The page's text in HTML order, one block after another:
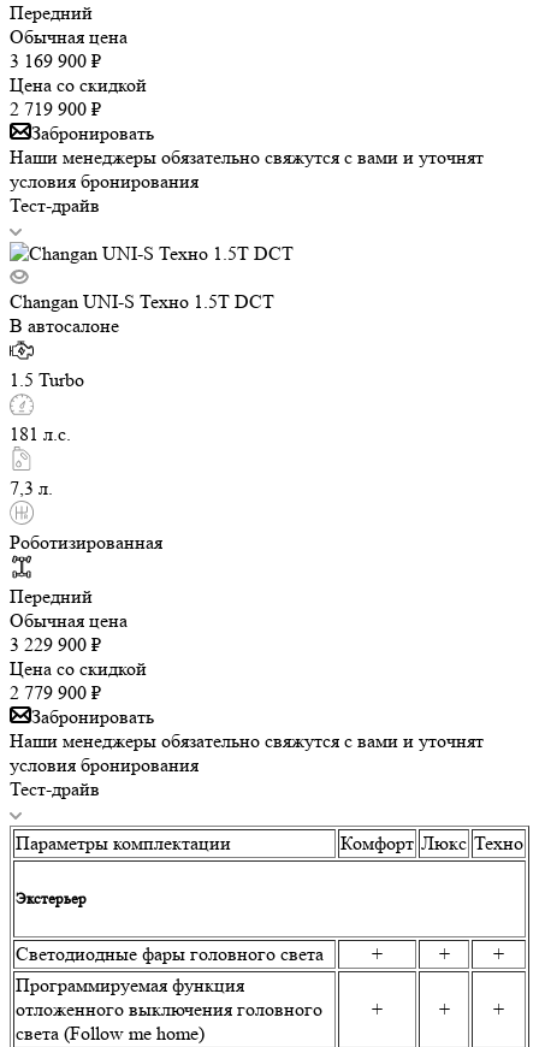
Передний
Обычная цена
3 169 900 ₽
Цена со скидкой
2 719 900 ₽
Забронировать
Наши менеджеры обязательно свяжутся с вами и уточнят
условия бронирования
Тест-драйв
Changan UNI-S Техно 1.5T DCT
В автосалоне
1.5 Turbo
181 л.с.
7,3 л.
Роботизированная
Передний
Обычная цена
3 229 900 ₽
Цена со скидкой
2 779 900 ₽
Забронировать
Наши менеджеры обязательно свяжутся с вами и уточнят
условия бронирования
Тест-драйв
Параметры комплектации Комфорт Люкс Техно
Экстерьер
Светодиодные фары головного света + +
+
Программируемая функция
отложенного выключения головного
света (Follow me home)
+ + +